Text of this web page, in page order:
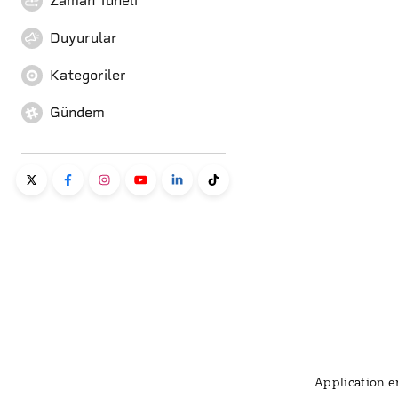
Duyurular
Kategoriler
Gündem
Application